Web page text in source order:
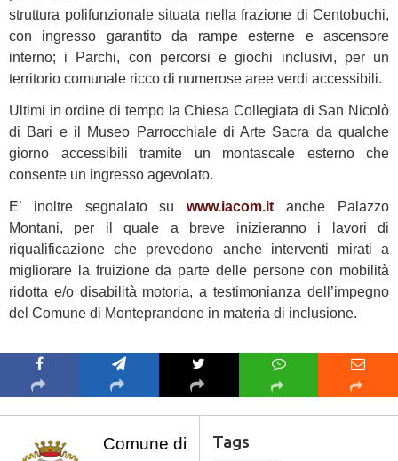
struttura polifunzionale situata nella frazione di Centobuchi,
con ingresso garantito da rampe esterne e ascensore
interno; i Parchi, con percorsi e giochi inclusivi, per un
territorio comunale ricco di numerose aree verdi accessibili.
Ultimi in ordine di tempo la Chiesa Collegiata di San Nicolò
di Bari e il Museo Parrocchiale di Arte Sacra da qualche
giorno accessibili tramite un montascale esterno che
consente un ingresso agevolato.
E’ inoltre segnalato suwww.iacom.it anche Palazzo
Montani, per il quale a breve inizieranno i lavori di
riqualificazione che prevedono anche interventi mirati a
migliorare la fruizione da parte delle persone con mobilità
ridotta e/o disabilità motoria, a testimonianza dell’impegno
del Comune di Monteprandone in materia di inclusione.
Comune di Tags